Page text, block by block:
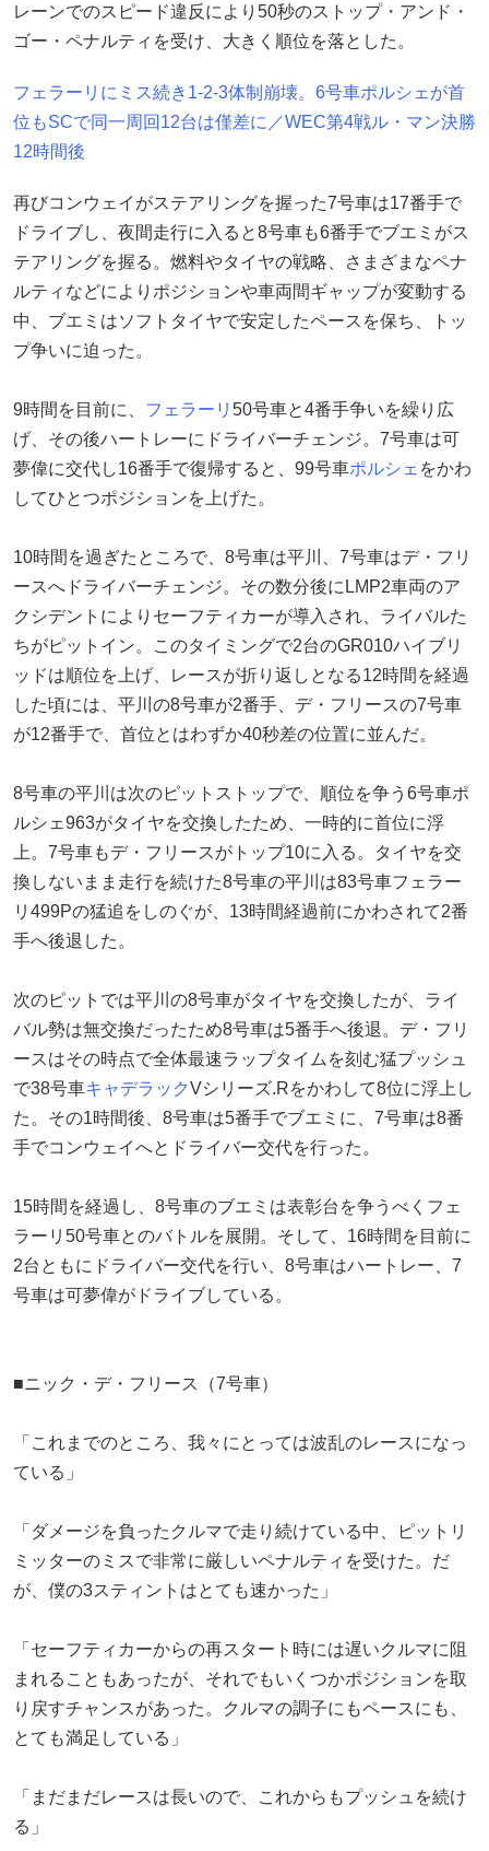
レーンでのスピード違反により50秒のストップ・アンド・
ゴー・ペナルティを受け、大きく順位を落とした。
フェラーリにミス続き1-2-3体制崩壊。6号車ポルシェが首
位もSCで同一周回12台は僅差に／WEC第4戦ル・マン決勝
12時間後
再びコンウェイがステアリングを握った7号車は17番手で
ドライブし、夜間走行に入ると8号車も6番手でブエミがス
テアリングを握る。燃料やタイヤの戦略、さまざまなペナ
ルティなどによりポジションや車両間ギャップが変動する
中、ブエミはソフトタイヤで安定したペースを保ち、トッ
プ争いに迫った。
9時間を目前に、 フェラーリ 50号車と4番手争いを繰り広
げ、その後ハートレーにドライバーチェンジ。7号車は可
夢偉に交代し16番手で復帰すると、99号車ポルシェ をかわ
してひとつポジションを上げた。
10時間を過ぎたところで、8号車は平川、7号車はデ・フリ
ースへドライバーチェンジ。その数分後にLMP2車両のア
クシデントによりセーフティカーが導入され、ライバルた
ちがピットイン。このタイミングで2台のGR010ハイブリ
ッドは順位を上げ、レースが折り返しとなる12時間を経過
した頃には、平川の8号車が2番手、デ・フリースの7号車
が12番手で、首位とはわずか40秒差の位置に並んだ。
8号車の平川は次のピットストップで、順位を争う6号車ポ
ルシェ963がタイヤを交換したため、一時的に首位に浮
上。7号車もデ・フリースがトップ10に入る。タイヤを交
換しないまま走行を続けた8号車の平川は83号車フェラー
リ499Pの猛追をしのぐが、13時間経過前にかわされて2番
手へ後退した。
次のピットでは平川の8号車がタイヤを交換したが、ライ
バル勢は無交換だったため8号車は5番手へ後退。デ・フリ
ースはその時点で全体最速ラップタイムを刻む猛プッシュ
で38号車キャデラックVシリーズ.Rをかわして8位に浮上し
た。その1時間後、8号車は5番手でブエミに、7号車は8番
手でコンウェイへとドライバー交代を行った。
15時間を経過し、8号車のブエミは表彰台を争うべくフェ
ラーリ50号車とのバトルを展開。そして、16時間を目前に
2台ともにドライバー交代を行い、8号車はハートレー、7
号車は可夢偉がドライブしている。
■ニック・デ・フリース（7号車）
「これまでのところ、我々にとっては波乱のレースになっ
ている」
「ダメージを負ったクルマで走り続けている中、ピットリ
ミッターのミスで非常に厳しいペナルティを受けた。だ
が、僕の3スティントはとても速かった」
「セーフティカーからの再スタート時には遅いクルマに阻
まれることもあったが、それでもいくつかポジションを取
り戻すチャンスがあった。クルマの調子にもペースにも、
とても満足している」
「まだまだレースは長いので、これからもプッシュを続け
る」